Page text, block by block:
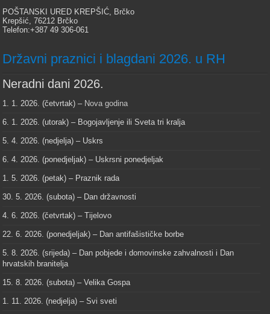
POŠTANSKI URED KREPŠIĆ, Brčko
Krepšić, 76212 Brčko
Telefon:+387 49 306-061
Državni praznici i blagdani 2026. u RH
Neradni dani 2026.
1. 1. 2026. (četvrtak) – Nova godina
6. 1. 2026. (utorak) – Bogojavljenje ili Sveta tri kralja
5. 4. 2026. (nedjelja) – Uskrs
6. 4. 2026. (ponedjeljak) – Uskrsni ponedjeljak
1. 5. 2026. (petak) – Praznik rada
30. 5. 2026. (subota) – Dan državnosti
4. 6. 2026. (četvrtak) – Tijelovo
22. 6. 2026. (ponedjeljak) – Dan antifašističke borbe
5. 8. 2026. (srijeda) – Dan pobjede i domovinske zahvalnosti i Dan
hrvatskih branitelja
15. 8. 2026. (subota) – Velika Gospa
1. 11. 2026. (nedjelja) – Svi sveti